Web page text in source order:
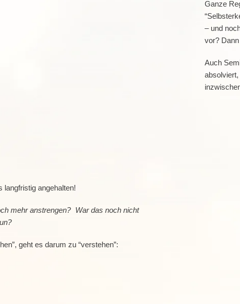
Ganze
– und
vor?
Auch
langfristig angehalten!
mehr anstrengen? War das noch nicht
geht es darum zu “verstehen”: